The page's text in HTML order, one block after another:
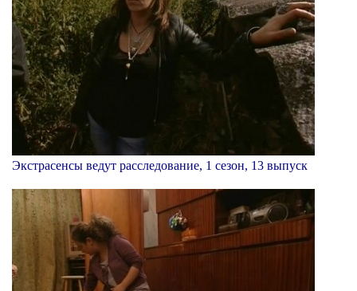
Экстрасенсы ведут расследование, 1 сезон, 13 выпуск